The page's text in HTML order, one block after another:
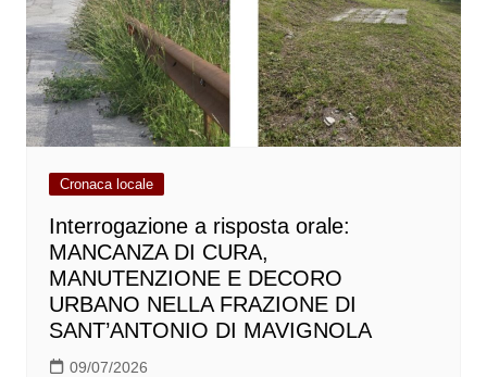
Cronaca locale
Interrogazione a risposta orale:
MANCANZA DI CURA,
MANUTENZIONE E DECORO
URBANO NELLA FRAZIONE DI
SANT’ANTONIO DI MAVIGNOLA
09/07/2026